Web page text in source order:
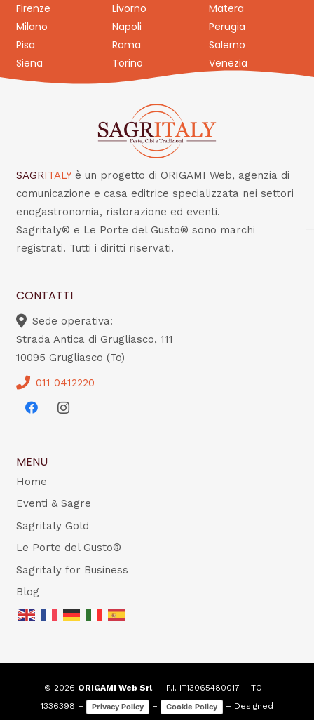
Firenze
Livorno
Matera
Milano
Napoli
Perugia
Pisa
Roma
Salerno
Siena
Torino Venezia
SAGRITALY è un progetto di ORIGAMI Web, agenzia di
comunicazione e casa editrice specializzata nei settori
enogastronomia, ristorazione ed eventi.
Sagritaly® e Le Porte del Gusto® sono marchi
registrati. Tutti i diritti riservati.
CONTATTI
Sede operativa:
Strada Antica di Grugliasco, 111
10095 Grugliasco (To)
011 0412220
MENU
Home
Eventi & Sagre
Sagritaly Gold
Le Porte del Gusto®
Sagritaly for Business
Blog
© 2026 ORIGAMI Web Srl– P.I. IT13065480017 – TO –
1336398 –
Privacy Policy – Cookie Policy
– Designed